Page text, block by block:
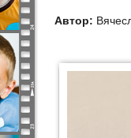
Автор: